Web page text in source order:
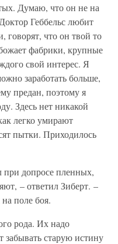
Думаю, что он не на
Геббельс любит
что он твой то
фабрики, крупные
свой интерес. Я
заработать больше,
предан, поэтому я
Здесь нет никакой
легко умирают
пытки. Приходилось
при допросе пленных,
– ответил Зиберт. –
поле боя.
рода. Их надо
забывать старую истину